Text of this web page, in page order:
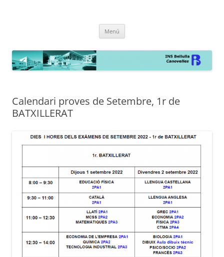
Menú
Calendari proves de Setembre, 1r de
BATXILLERAT